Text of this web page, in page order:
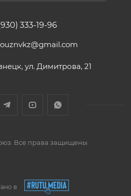
333-19-96
ул. Димитрова, 21
Все права защищены
в